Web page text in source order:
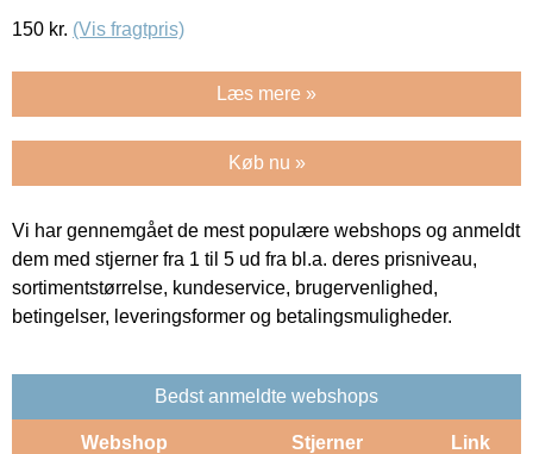
150 kr. (Vis fragtpris)
Læs mere »
Køb nu »
Vi har gennemgået de mest populære webshops og anmeldt
dem med stjerner fra 1 til 5 ud fra bl.a. deres prisniveau,
sortimentstørrelse, kundeservice, brugervenlighed,
betingelser, leveringsformer og betalingsmuligheder.
Bedst anmeldte webshops
Webshop Stjerner Link